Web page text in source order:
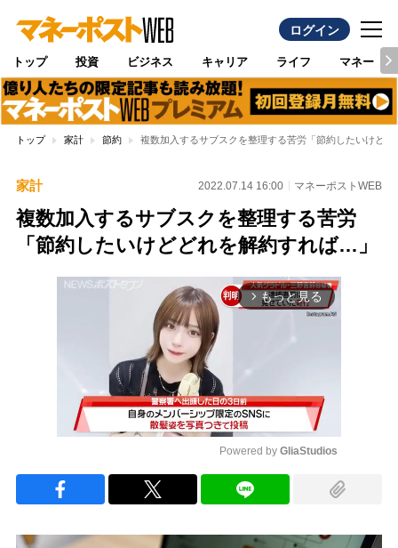
ログイン
トップ 投資 ビジネス キャリア ライフ マネー
トップ 家計 節約 複数加入するサブスクを整理する苦労「節約したいけど
家計 2022.07.14 16:00 マネーポストWEB
複数加入するサブスクを整理する苦労
「節約したいけどどれを解約すれば…」
arrow_forward_ios もっと見る
Powered by GliaStudios